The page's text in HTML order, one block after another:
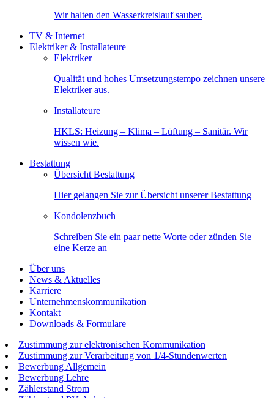
Wir halten den Wasserkreislauf sauber.
TV & Internet
Elektriker & Installateure
Elektriker
Qualität und hohes Umsetzungstempo zeichnen unsere
Elektriker aus.
Installateure
HKLS: Heizung – Klima – Lüftung – Sanitär. Wir
wissen wie.
Bestattung
Übersicht Bestattung
Hier gelangen Sie zur Übersicht unserer Bestattung
Kondolenzbuch
Schreiben Sie ein paar nette Worte oder zünden Sie
eine Kerze an
Über uns
News & Aktuelles
Karriere
Unternehmenskommunikation
Kontakt
Downloads & Formulare
Zustimmung zur elektronischen Kommunikation
Zustimmung zur Verarbeitung von 1/4-Stundenwerten
Bewerbung Allgemein
Bewerbung Lehre
Zählerstand Strom